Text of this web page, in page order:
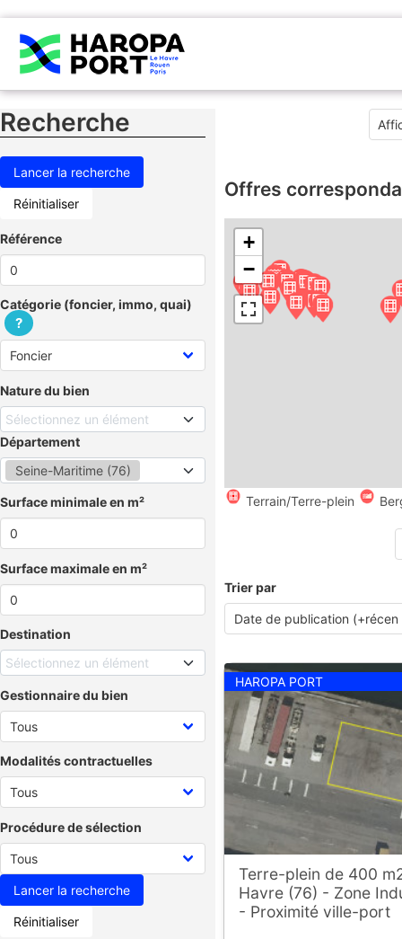
Recherche
Réinitialiser
Référence
Catégorie (foncier, immo, quai)
?
Nature du bien
Sélectionnez un élément
Département
Seine-Maritime (76)
Surface minimale en m²
Surface maximale en m²
Destination
Sélectionnez un élément
Gestionnaire du bien
Modalités contractuelles
Procédure de sélection
Réinitialiser
Offres
+
−
Terrain/Terre-plein
Trier par
HAROPA PORT
Terre-plein de 400
Havre (76) - Zone
- Proximité ville-port